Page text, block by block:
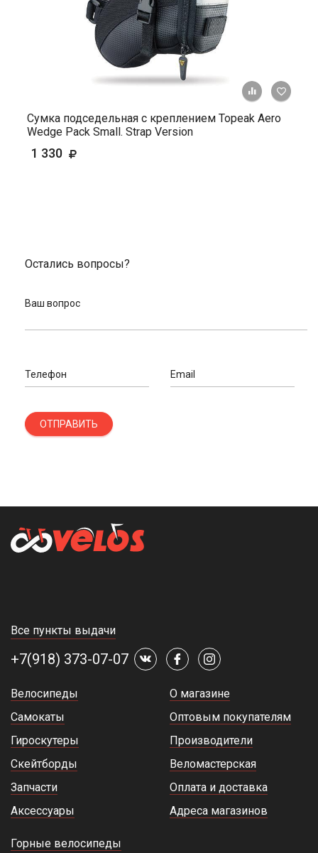
+ К
Сумка подседельная с креплением Topeak Aero
Wedge Pack Small. Strap Version
1 330
Остались вопросы?
Ваш вопрос
Телефон Email
ОТПРАВИТЬ
Все пункты выдачи
+7(918) 373-07-07
Велосипеды
Самокаты
Гироскутеры
Скейтборды
Запчасти
Аксессуары
О магазине
Оптовым покупателям
Производители
Веломастерская
Оплата и доставка
Адреса магазинов
Горные велосипеды